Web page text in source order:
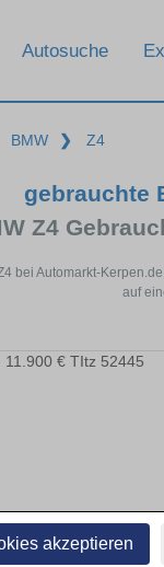
akzeptieren
Autosuche
BMW ❯ Z4
gebrauchte
Z4
bei Automarkt-
auf